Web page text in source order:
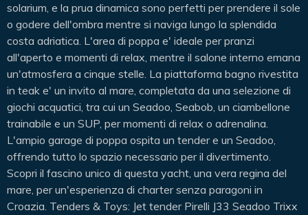
solarium, e la prua dinamica sono perfetti per prendere il sole
o godere dell'ombra mentre si naviga lungo la splendida
costa adriatica. L'area di poppa e' ideale per pranzi
all'aperto e momenti di relax, mentre il salone interno emana
un'atmosfera a cinque stelle. La piattaforma bagno rivestita
in teak e' un invito al mare, completata da una selezione di
giochi acquatici, tra cui un Seadoo, Seabob, un ciambellone
trainabile e un SUP, per momenti di relax o adrenalina.
L'ampio garage di poppa ospita un tender e un Seadoo,
offrendo tutto lo spazio necessario per il divertimento.
Scopri il fascino unico di questa yacht, una vera regina del
mare, per un'esperienza di charter senza paragoni in
Croazia. Tenders & Toys: Jet tender Pirelli J33 Seadoo Trixx